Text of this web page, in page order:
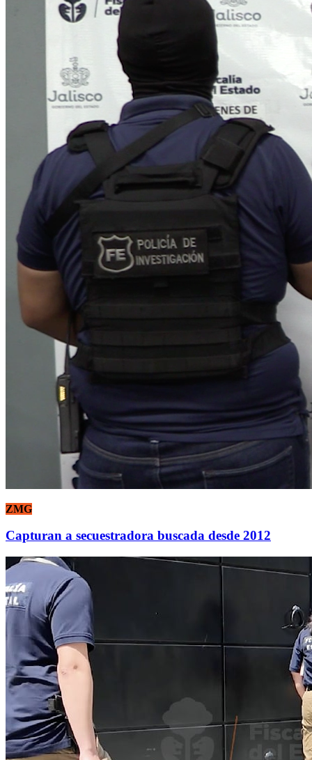
ZMG
Capturan a secuestradora buscada desde 2012